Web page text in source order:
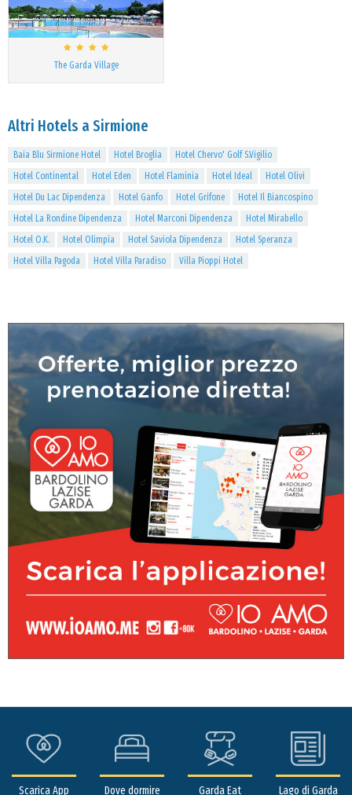
The Garda Village
Altri Hotels a Sirmione
Baia Blu Sirmione Hotel Hotel Broglia
Hotel Chervo' Golf S.Vigilio
Hotel Continental
Hotel Eden Hotel Flaminia Hotel Ideal
Hotel Olivi
Hotel Du Lac Dipendenza
Hotel Ganfo Hotel Grifone
Hotel Il Biancospino
Hotel La Rondine Dipendenza
Hotel Marconi Dipendenza
Hotel Mirabello
Hotel O.K.
Hotel Olimpia Hotel Saviola Dipendenza
Hotel Speranza
Hotel Villa Pagoda
Hotel Villa Paradiso Villa Pioppi Hotel
Scarica App Dove dormire Garda Eat Lago di Garda